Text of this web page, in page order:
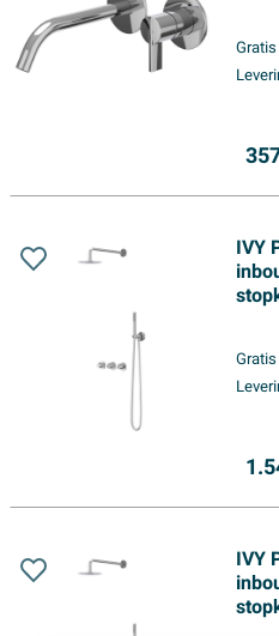
IVY
IVY